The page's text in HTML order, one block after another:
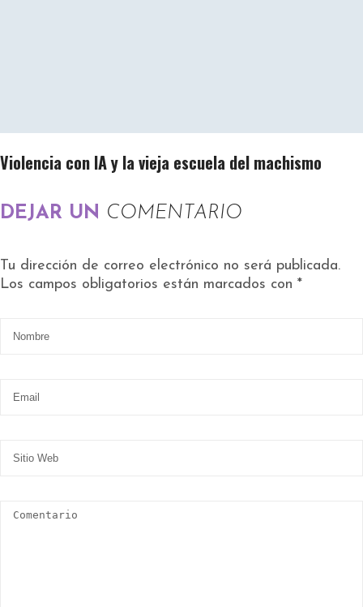
Violencia con IA y la vieja escuela del machismo
DEJAR UN COMENTARIO
Tu dirección de correo electrónico no será publicada.
Los campos obligatorios están marcados con *